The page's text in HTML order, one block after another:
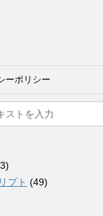
ーポリシー
プト (49)